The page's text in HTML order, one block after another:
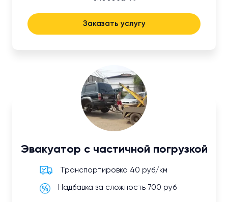
Заказать услугу
Эвакуатор с частичной погрузкой
Транспортировка 40 руб/км
Надбавка за сложность 700 руб